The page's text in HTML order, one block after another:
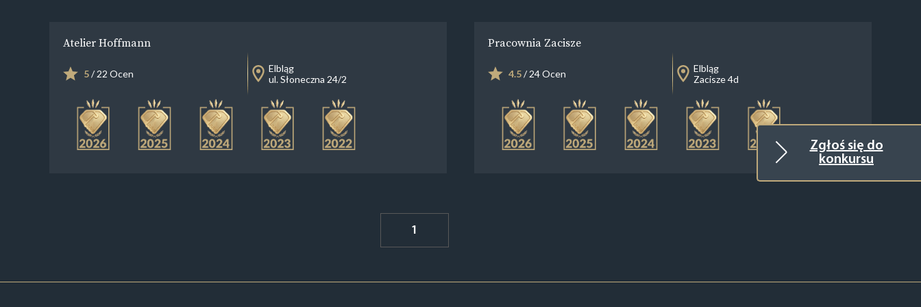
Zgłoś się do
konkursu
Atelier Hoffmann
5/ 22 Ocen
Elbląg
ul. Słoneczna 24/2
Pracownia Zacisze
4.5/ 24 Ocen
Elbląg
Zacisze 4d
1